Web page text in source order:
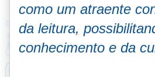
como um atraente
da leitura,
conhecimento e da